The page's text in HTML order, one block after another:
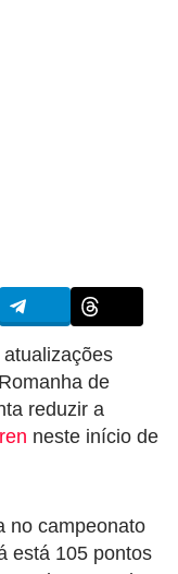
de
reduzir a
neste início de
no campeonato
está 105 pontos